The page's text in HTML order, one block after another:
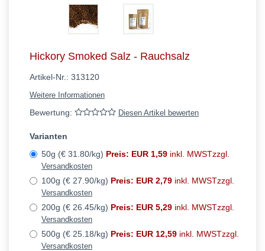
Hickory Smoked Salz - Rauchsalz
Artikel-Nr.: 313120
Weitere Informationen
Bewertung: Diesen Artikel bewerten
Varianten
50g (€ 31.80/kg) Preis: EUR 1,59 inkl. MWSTzzgl.
Versandkosten
100g (€ 27.90/kg) Preis: EUR 2,79 inkl. MWSTzzgl.
Versandkosten
200g (€ 26.45/kg) Preis: EUR 5,29 inkl. MWSTzzgl.
Versandkosten
500g (€ 25.18/kg) Preis: EUR 12,59 inkl. MWSTzzgl.
Versandkosten